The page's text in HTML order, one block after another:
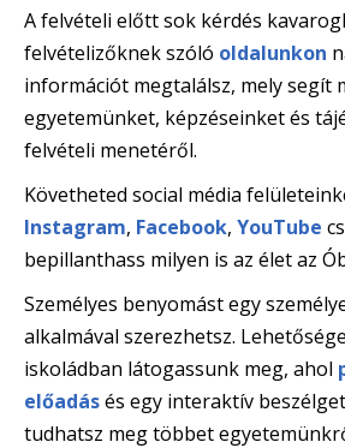
A felvételi előtt sok kérdés
felvételizőknek szóló oldalunkon
információt megtalálsz, mely segít
egyetemünket, képzéseinket és
felvételi menetéről.
Követheted social média
Instagram, Facebook, YouTube
bepillanthass milyen is az élet az
Személyes benyomást egy
alkalmával szerezhetsz.
iskoládban látogassunk meg, ahol
előadásés egy interaktív
tudhatsz meg többet